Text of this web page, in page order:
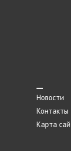
Новости
Контакты
Карта